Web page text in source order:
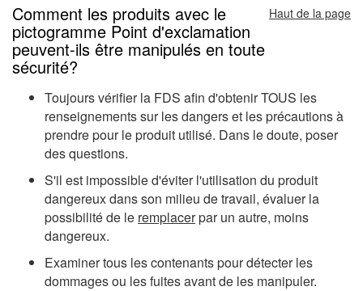
Comment les produits avec le
pictogramme Point d'exclamation
peuvent-ils être manipulés en toute
sécurité?
Haut de la page
Toujours vérifier la FDS afin d'obtenir TOUS les
renseignements sur les dangers et les précautions à
prendre pour le produit utilisé. Dans le doute, poser
des questions.
S'il est impossible d'éviter l'utilisation du produit
dangereux dans son milieu de travail, évaluer la
possibilité de le remplacerpar un autre, moins
dangereux.
Examiner tous les contenants pour détecter les
dommages ou les fuites avant de les manipuler.